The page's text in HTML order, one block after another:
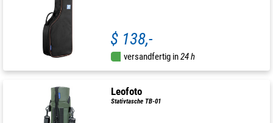
$ 138,-
versandfertig in24 h
Leofoto
Stativtasche TB-01